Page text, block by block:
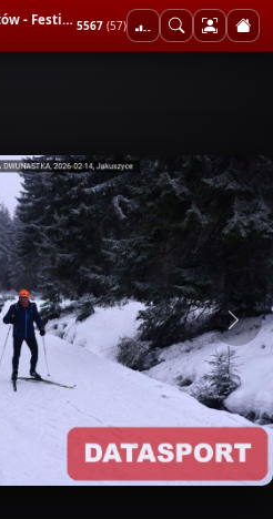
50. Bieg Piastów - Festiwal Narciarstwa Biegowego RODZINNA DWUNASTKA 5567 (57)